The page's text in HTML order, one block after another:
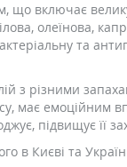
що включає
олеїнова,
та
з різними
має
підвищує її
в Києві та